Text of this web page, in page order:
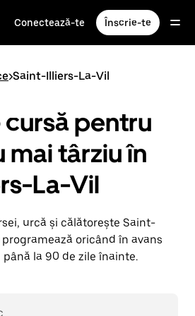
Conectează-te Înscrie-te
>Saint-Illiers-La-Vil
pentru
mai târziu în
La-Vil
urcă și călătorește Saint-
programează oricând în avans
până la 90 de zile înainte.